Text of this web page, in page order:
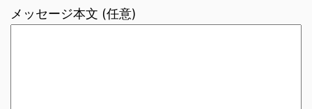
メッセージ本文 (任意)